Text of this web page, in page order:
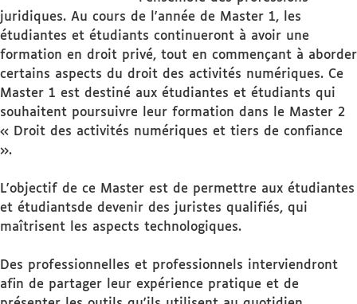
juridiques. Au cours de l'année de Master 1, les
étudiantes et étudiants continueront à avoir une
formation en droit privé, tout en commençant à aborder
certains aspects du droit des activités numériques. Ce
Master 1 est destiné aux étudiantes et étudiants qui
souhaitent poursuivre leur formation dans le Master 2
« Droit des activités numériques et tiers de confiance
».
L'objectif de ce Master est de permettre aux étudiantes
et étudiantsde devenir des juristes qualifiés, qui
maîtrisent les aspects technologiques.
Des professionnelles et professionnels interviendront
afin de partager leur expérience pratique et de